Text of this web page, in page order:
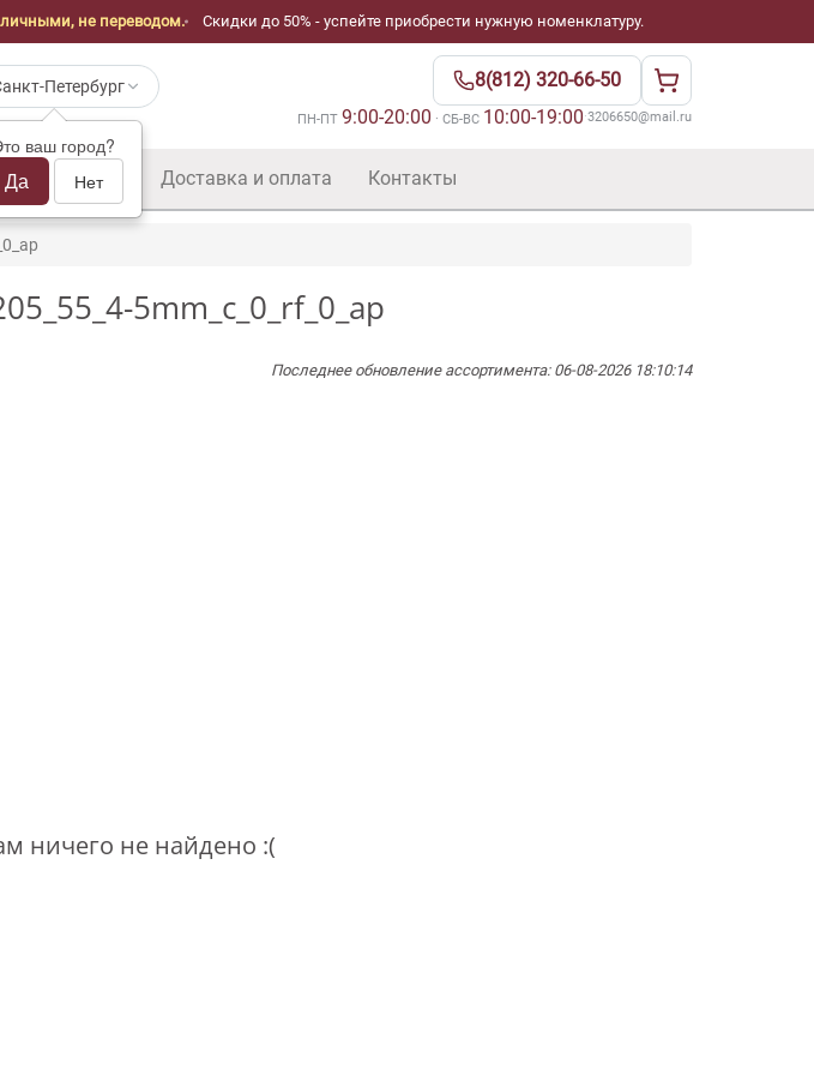
не переводом. Скидки до 50% - успейте приобрести нужную номенклатуру.
Петербург
ваш город?
Да Нет
8(812) 320-66-50
ПН-ПТ 9:00-20:00 · СБ-ВС 10:00-19:00·3206650@mail.ru
б/у оптом Доставка и оплата Контакты
5mm_c_0_rf_0_ap
Последнее обновление ассортимента: 06-08-2026 18:10:14
ничего не найдено :(